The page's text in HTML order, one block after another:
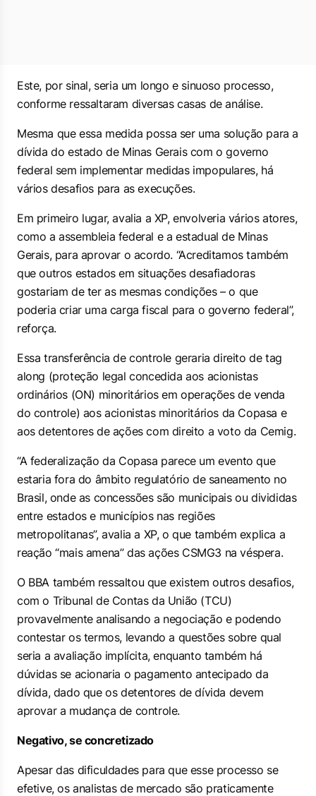
Este, por sinal, seria um longo e sinuoso processo,
conforme ressaltaram diversas casas de análise.
Mesma que essa medida possa ser uma solução para a
dívida do estado de Minas Gerais com o governo
federal sem implementar medidas impopulares, há
vários desafios para as execuções.
Em primeiro lugar, avalia a XP, envolveria vários atores,
como a assembleia federal e a estadual de Minas
Gerais, para aprovar o acordo. “Acreditamos também
que outros estados em situações desafiadoras
gostariam de ter as mesmas condições – o que
poderia criar uma carga fiscal para o governo federal”,
reforça.
Essa transferência de controle geraria direito detag
along (proteção legal concedida aos acionistas
ordinários (ON) minoritários em operações de venda
do controle) aos acionistas minoritários da Copasa e
aos detentores de ações com direito a voto da Cemig.
“A federalização da Copasa parece um evento que
estaria fora do âmbito regulatório de saneamento no
Brasil, onde as concessões são municipais ou divididas
entre estados e municípios nas regiões
metropolitanas”, avalia a XP, o que também explica a
reação “mais amena” das ações CSMG3 na véspera.
O BBA também ressaltou que existem outros desafios,
com o Tribunal de Contas da União (TCU)
provavelmente analisando a negociação e podendo
contestar os termos, levando a questões sobre qual
seria a avaliação implícita, enquanto também há
dúvidas se acionaria o pagamento antecipado da
dívida, dado que os detentores de dívida devem
aprovar a mudança de controle.
Negativo, se concretizado
Apesar das dificuldades para que esse processo se
efetive, os analistas de mercado são praticamente